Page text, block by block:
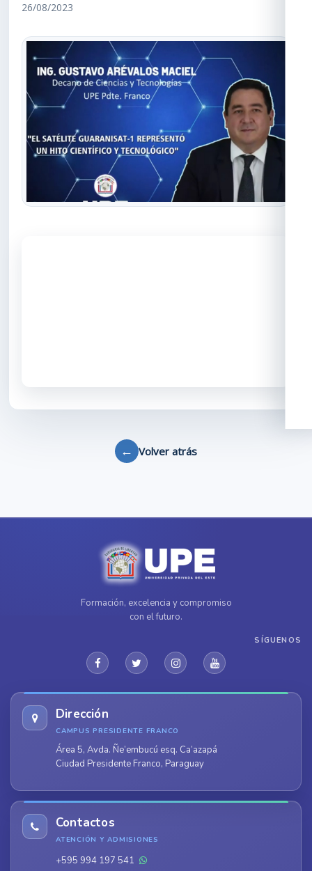
26/08/2023
← Volver atrás
Formación, excelencia y compromiso
con el futuro.
SÍGUENOS
Dirección
CAMPUS PRESIDENTE FRANCO
Área 5, Avda. Ñe’embucú esq. Ca’azapá
Ciudad Presidente Franco, Paraguay
Contactos
ATENCIÓN Y ADMISIONES
+595 994 197 541